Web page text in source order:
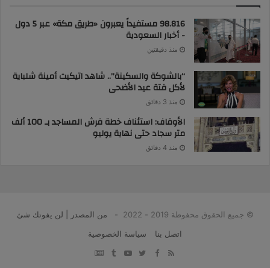
98.816 مستفيداً يعبرون «طريق مكة» عبر 5 دول
- أخبار السعودية
منذ دقيقتين
“بالشوكة والسكينة”.. شاهد اتيكيت أمينة شلباية
لأكل فتة عيد الأضحى
منذ 3 دقائق
الأوقاف: استئناف خطة فرش المساجد بـ 100 ألف
متر سجاد حتى نهاية يوليو
منذ 4 دقائق
© جميع الحقوق محفوظة 2019 - 2022 -
من المصدر | لن يفوتك شئ
اتصل بنا
سياسة الخصوصية
RSS
Facebook
Twitter
YouTube
‏Tumblr
google